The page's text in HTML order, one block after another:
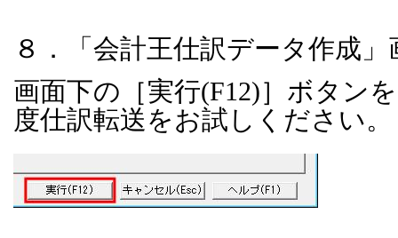
８．「会計王仕訳データ作成
画面下の［実行(F12)］ボタン
度仕訳転送をお試しください。